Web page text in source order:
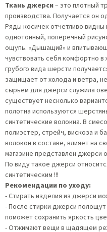
Ткань джерси– это плотный
производства. Получается он
Ряды косичек отчетливо видны
однотонный, поперечный
ощупь. «Дышащий» и
чувствовать себя комфортно
грубого вида шерсти
защищает от холода и ветра,
сырьем для джерси служила
существует несколько
полотна используются
синтетические волокна. В
полиэстер, стрейч, вискоза и
волокон в составе, влияет на
магазине представлен джерси
По виду такое джерси
синтетическим !!!
Рекомендации по уходу:
- Стирать изделия из джерси
- После стирки джерси
поможет сохранить яркость
- Отжимают вещи в щадящем